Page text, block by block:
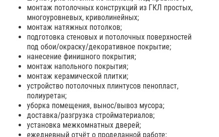
монтаж потолочных конструкций из ГКЛ простых,
многоуровневых, криволинейных;
монтаж натяжных потолков;
подготовка стеновых и потолочных поверхностей
под обои/окраску/декоративное покрытие;
нанесение финишного покрытия;
монтаж напольного покрытия;
монтаж керамической плитки;
устройство потолочных плинтусов пенопласт,
полиуретан;
уборка помещения, вынос/вывоз мусора;
доставка/разгрузка стройматериалов;
установка межкомнатных дверей;
ежедневный отчёт о проделанной работе;